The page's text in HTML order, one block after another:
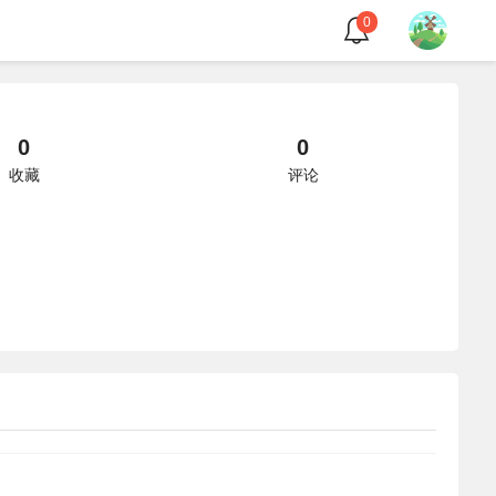
0
0
收藏
0
评论